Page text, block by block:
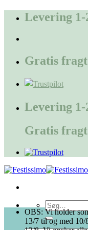
FortsætLevering 1-
Gratis fragt
Levering 1-
Gratis fragt
Søg
efter:
OBS: Vi holder
13/7 til og med 10/